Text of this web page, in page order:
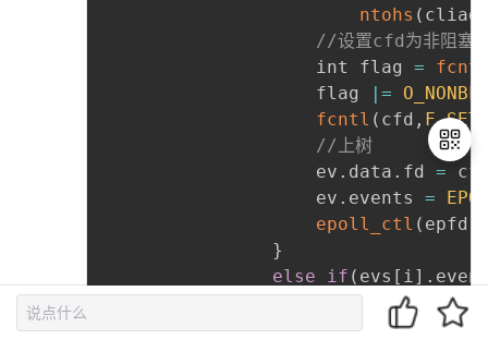
ntohs (
//设置cfd为非阻塞
					int flag
=
					flag
|=
fcntl ( cfd ,
//上树
					ev
. data . fd =
					ev
. events =
epoll_ctl ( epfd
}
else
if ( evs [ i] .